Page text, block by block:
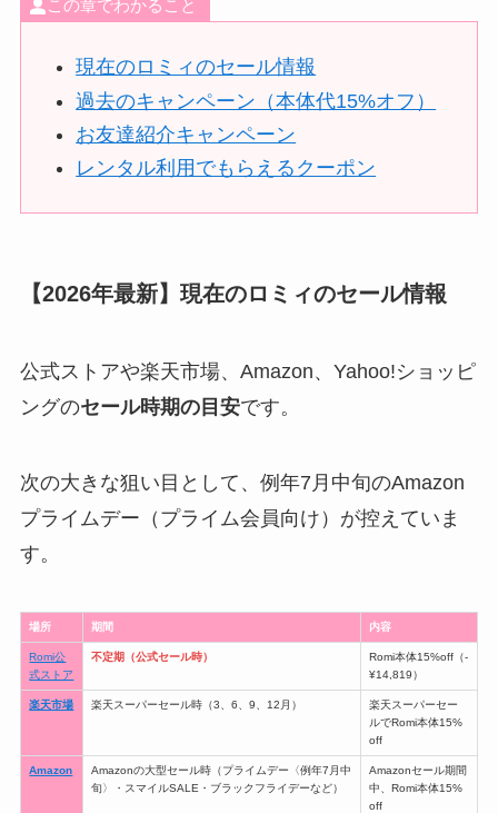
この章でわかること
現在のロミィのセール情報
過去のキャンペーン（本体代15%オフ）
お友達紹介キャンペーン
レンタル利用でもらえるクーポン
【2026年最新】現在のロミィのセール情報
公式ストアや楽天市場、Amazon、Yahoo!ショッピ
ングのセール時期の目安です。
次の大きな狙い目として、例年7月中旬のAmazon
プライムデー（プライム会員向け）が控えていま
す。
場所 期間 内容
Romi公
式ストア
不定期（公式セール時）
Romi本体15%off（-
¥14,819）
楽天市場 楽天スーパーセール時（3、6、9、12月）
楽天スーパーセー
ルでRomi本体15%
off
Amazon
Amazonの大型セール時（プライムデー〈例年7月中
旬〉・スマイルSALE・ブラックフライデーなど）
Amazonセール期間
中、Romi本体15%
off